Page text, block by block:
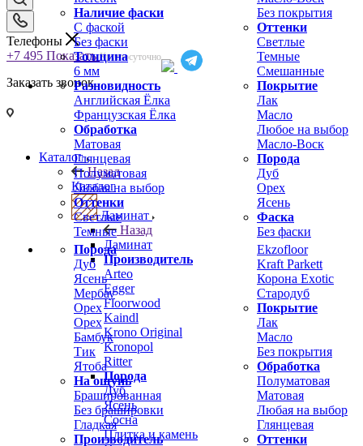
Наличие фаски
С фаской
Без фаски
Толщина
6 мм
Без покрытия
Оттенки
Светлые
Темные
Смешанные
Разновидность
Английская Ёлка
Французская Ёлка
Обработка
Матовая
Глянцевая
Полуматовая
Любая на выбор
Оттенки
Светлые
Темные
Покрытие
Лак
Масло
Любое на выбор
Масло-Воск
Порода
Дуб
Орех
Ясень
Фаска
Без фаски
Порода
Дуб
Ясень
Мербау
Орех
Орех
Бамбук
Тик
Ятоба
На ощупь
Брашированная
Без брашировки
Гладкая
Производитель
Ekzofloor
Kraft Parkett
Корона Exotic
Стародуб
Покрытие
Лак
Масло
Без покрытия
Обработка
Полуматовая
Матовая
Любая на выбор
Глянцевая
Оттенки
Телефоны
+7 495 Показать Круглосуточно
Заказать звонок
Каталог
Назад
Каталог
Ламинат
Назад
Ламинат
Производитель
Arteo
Egger
Floorwood
Kaindl
Krono Original
Kronopol
Ritter
Порода
Дуб
Ясень
Сосна
Плитка и камень